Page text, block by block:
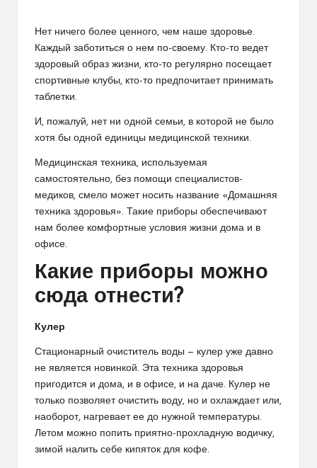
Нет ничего более ценного, чем наше здоровье.
Каждый заботиться о нем по-своему. Кто-то ведет
здоровый образ жизни, кто-то регулярно посещает
спортивные клубы, кто-то предпочитает принимать
таблетки.
И, пожалуй, нет ни одной семьи, в которой не было
хотя бы одной единицы медицинской техники.
Медицинская техника, используемая
самостоятельно, без помощи специалистов-
медиков, смело может носить название «Домашняя
техника здоровья». Такие приборы обеспечивают
нам более комфортные условия жизни дома и в
офисе.
Какие приборы можно
сюда отнести?
Кулер
Стационарный очиститель воды — кулер уже давно
не является новинкой. Эта техника здоровья
пригодится и дома, и в офисе, и на даче. Кулер не
только позволяет очистить воду, но и охлаждает или,
наоборот, нагревает ее до нужной температуры.
Летом можно попить приятно-прохладную водичку,
зимой налить себе кипяток для кофе.